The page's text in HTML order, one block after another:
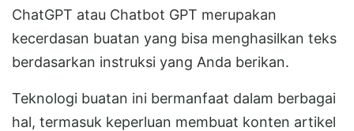
ChatGPT atau Chatbot GPT merupakan
kecerdasan buatan yang bisa menghasilkan teks
berdasarkan instruksi yang Anda berikan.
Teknologi buatan ini bermanfaat dalam berbagai
hal, termasuk keperluan membuat konten artikel